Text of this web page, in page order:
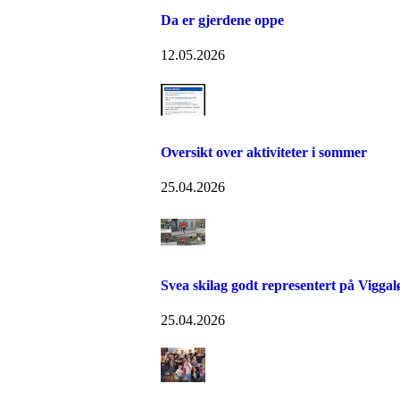
Da er gjerdene oppe
12.05.2026
Oversikt over aktiviteter i sommer
25.04.2026
Svea skilag godt representert på
25.04.2026